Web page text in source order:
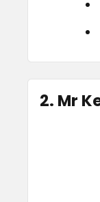
2. Mr